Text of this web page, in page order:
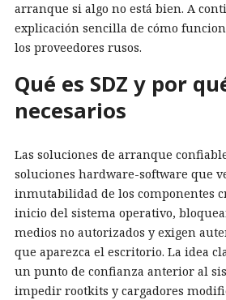
arranque si algo no está bien. A
explicación sencilla de cómo
los proveedores rusos.
Qué es SDZ y por
necesarios
Las soluciones de arranque
soluciones hardware-software que
inmutabilidad de los componentes
inicio del sistema operativo,
medios no autorizados y exigen
que aparezca el escritorio. La idea
un punto de confianza anterior al
impedir rootkits y cargadores